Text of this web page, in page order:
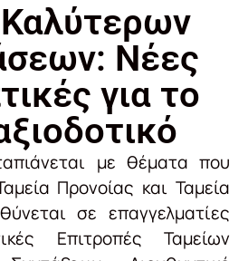
Νέες
για το
με θέματα που
Προνοίας και Ταμεία
σε επαγγελματίες
Επιτροπές Ταμείων